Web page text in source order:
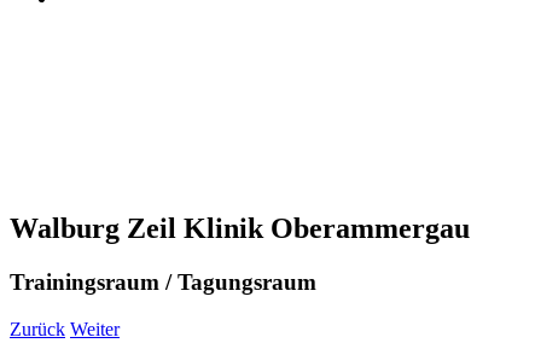
Walburg Zeil Klinik Oberammergau
Trainingsraum / Tagungsraum
Zurück Weiter